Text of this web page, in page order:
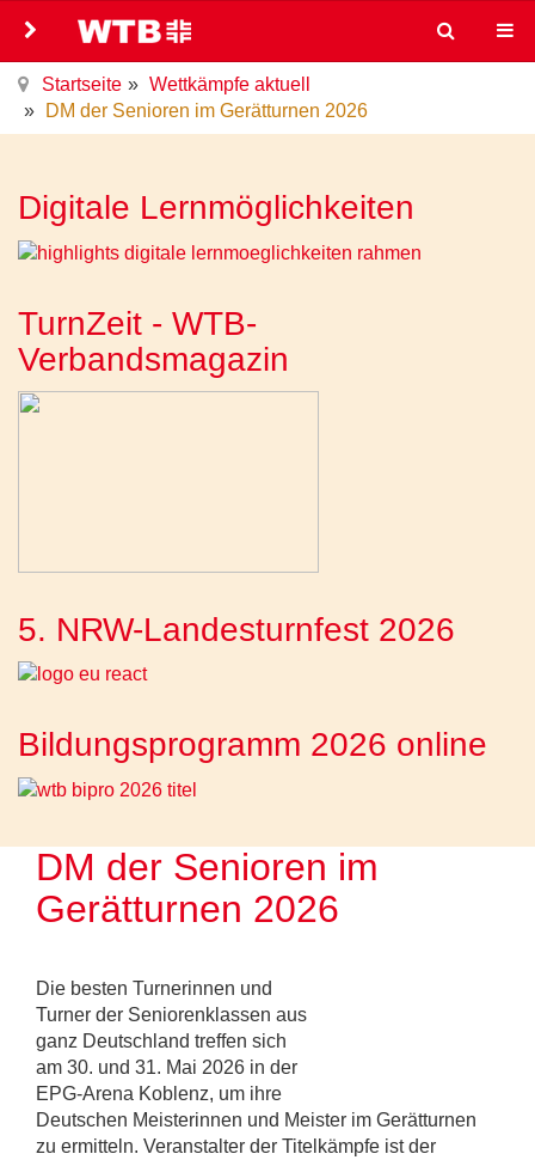
Startseite
Wettkämpfe aktuell
DM der Senioren im Gerätturnen 2026
Digitale Lernmöglichkeiten
TurnZeit - WTB-
Verbandsmagazin
5. NRW-Landesturnfest 2026
Bildungsprogramm 2026 online
DM der Senioren im
Gerätturnen 2026
Die besten Turnerinnen und
Turner der Seniorenklassen aus
ganz Deutschland treffen sich
am 30. und 31. Mai 2026 in der
EPG-Arena Koblenz, um ihre
Deutschen Meisterinnen und Meister im Gerätturnen
zu ermitteln. Veranstalter der Titelkämpfe ist der